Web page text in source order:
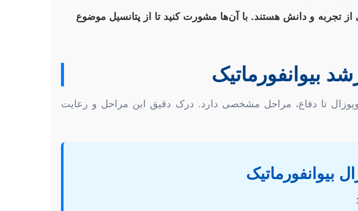
از تجربه و دانش هستند. با آن‌ها مشورت کنید تا از پتانسیل موضوع
بیوانفورماتیک
تا دفاع، مراحل مشخصی دارد. درک دقیق این مراحل و رعایت
بیوانفورماتیک